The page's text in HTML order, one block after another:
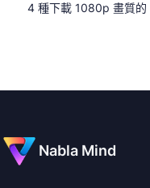
4 種下載 1080p 畫質的
Nabla Mind